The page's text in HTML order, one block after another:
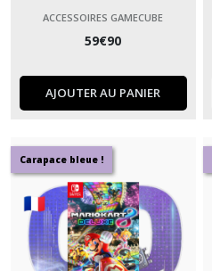
ACCESSOIRES GAMECUBE
59€90
AJOUTER AU PANIER
Carapace bleue !